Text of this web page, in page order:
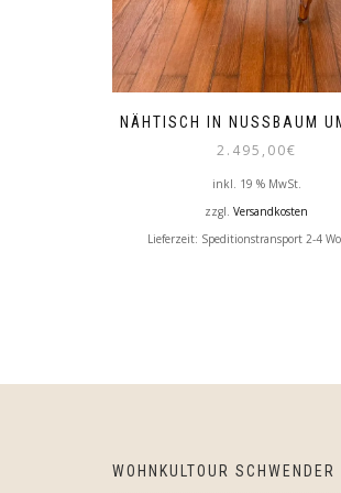
NÄHTISCH IN NUSSBAUM
2.495,00€
inkl. 19 % MwSt.
zzgl.Versandkosten
Lieferzeit: Speditionstransport 2-4
WOHNKULTOUR SCHWENDER